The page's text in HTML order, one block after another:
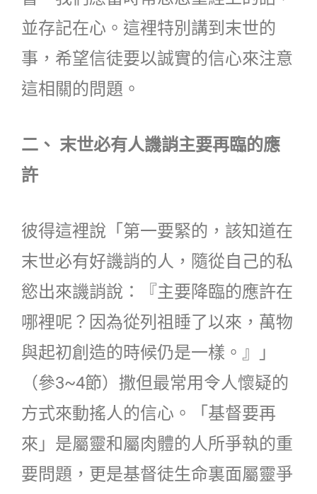
並存記在心。這裡特別講到末世的
事，希望信徒要以誠實的信心來注意
這相關的問題。
二、 末世必有人譏誚主要再臨的應
許
彼得這裡說「第一要緊的，該知道在
末世必有好譏誚的人，隨從自己的私
慾出來譏誚說：『主要降臨的應許在
哪裡呢？因為從列祖睡了以來，萬物
與起初創造的時候仍是一樣。』」
（參3~4節）撒但最常用令人懷疑的
方式來動搖人的信心。「基督要再
來」是屬靈和屬肉體的人所爭執的重
要問題，更是基督徒生命裏面屬靈爭